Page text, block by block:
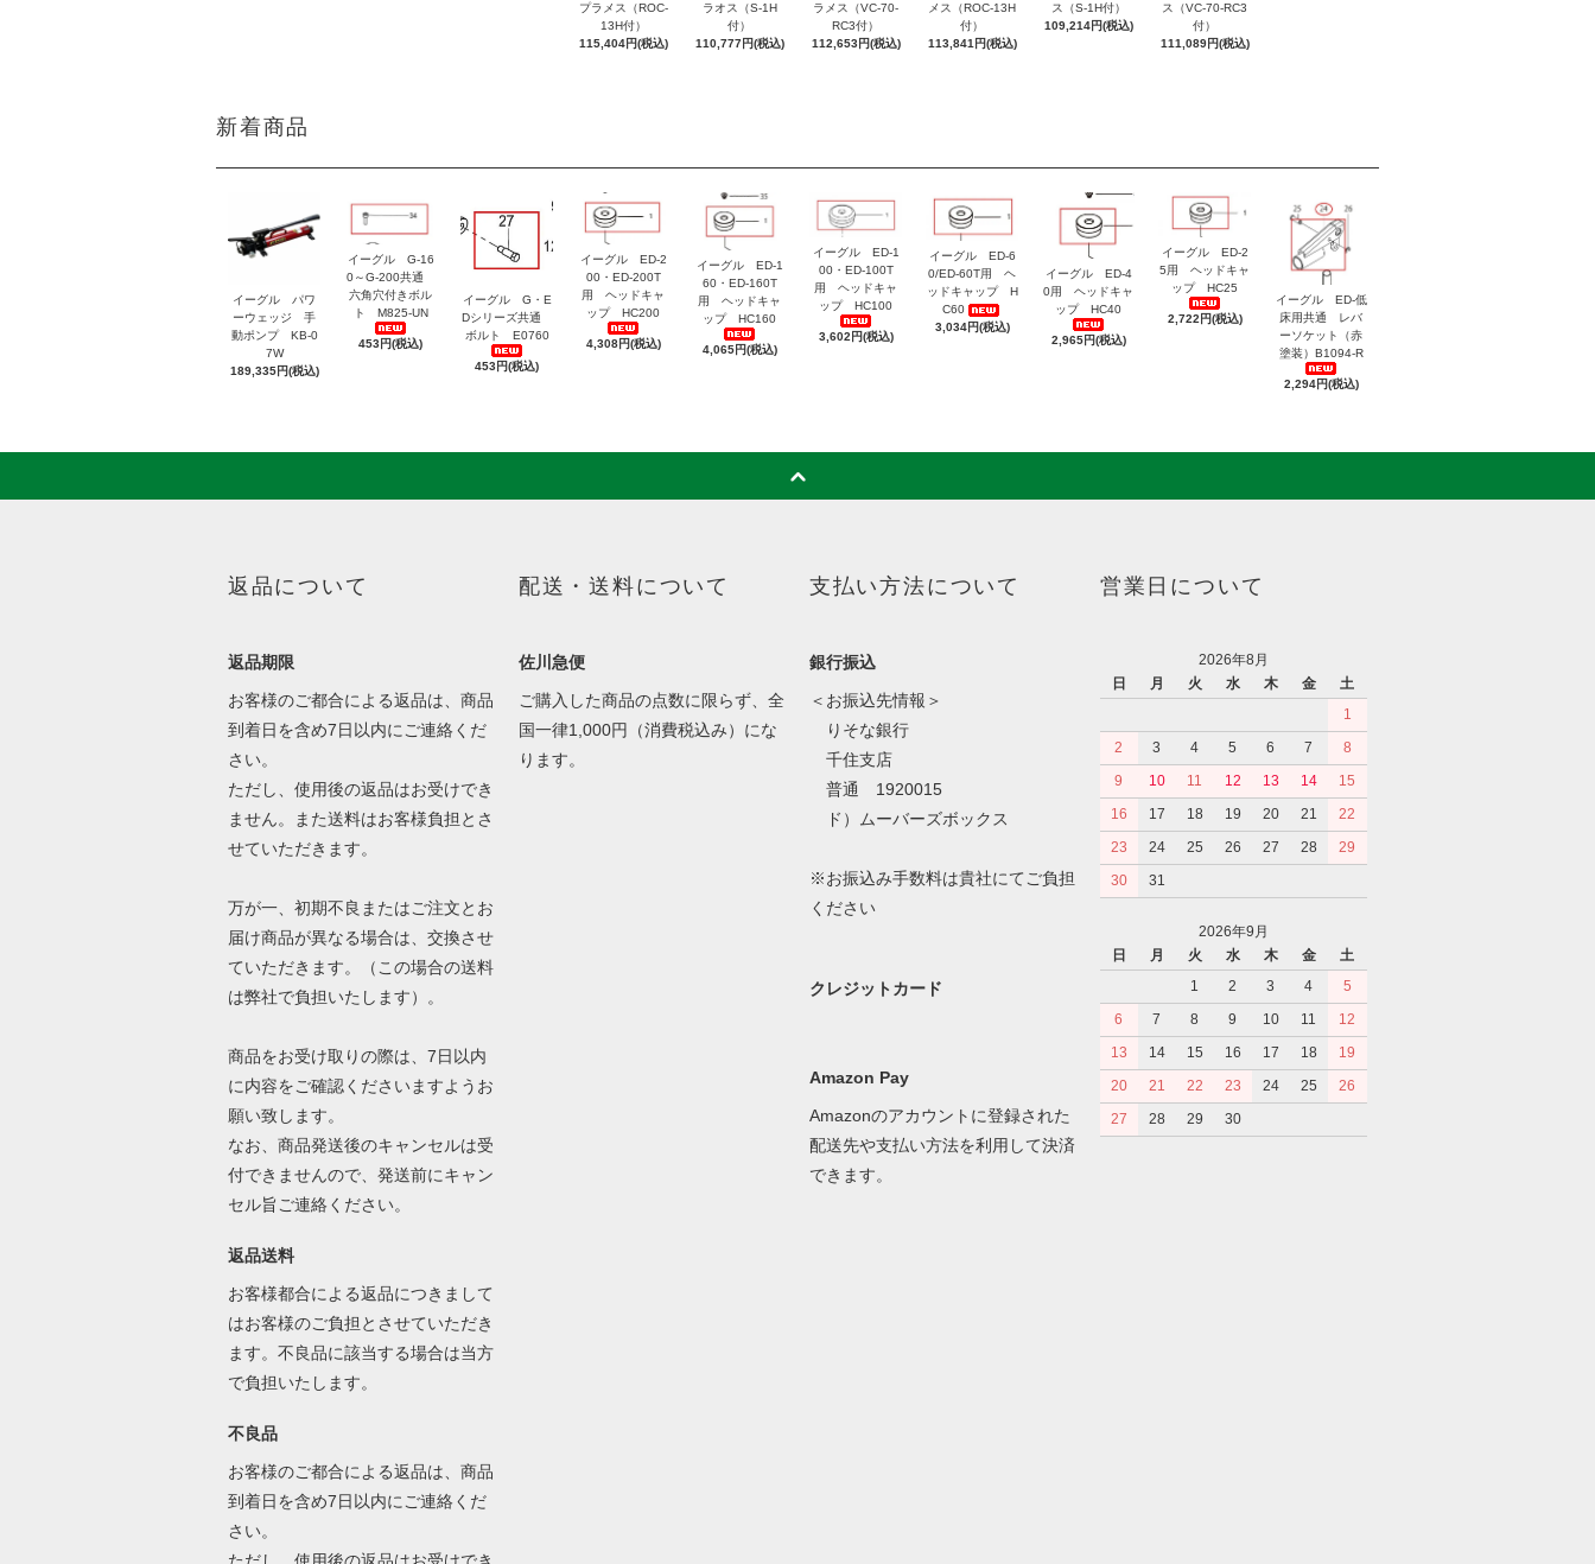
プラメス（ROC-
13H付）
115,404円(税込)
ラオス（S-1H
付）
110,777円(税込)
ラメス（VC-70-
RC3付）
112,653円(税込)
メス（ROC-13H
付）
113,841円(税込)
ス（S-1H付）
109,214円(税込)
ス（VC-70-RC3
付）
111,089円(税込)
新着商品
イーグル パワ
ーウェッジ 手
動ポンプ KB-0
7W
189,335円(税込)
イーグル G-16
0～G-200共通
六角穴付きボル
ト M825-UN
453円(税込)
イーグル G・E
Dシリーズ共通
ボルト E0760
453円(税込)
イーグル ED-2
00・ED-200T
用 ヘッドキャ
ップ HC200
4,308円(税込)
イーグル ED-1
60・ED-160T
用 ヘッドキャ
ップ HC160
4,065円(税込)
イーグル ED-1
00・ED-100T
用 ヘッドキャ
ップ HC100
3,602円(税込)
イーグル ED-6
0/ED-60T用 ヘ
ッドキャップ H
C60
3,034円(税込)
イーグル ED-4
0用 ヘッドキャ
ップ HC40
2,965円(税込)
イーグル ED-2
5用 ヘッドキャ
ップ HC25
2,722円(税込)
イーグル ED-低
床用共通 レバ
ーソケット（赤
塗装）B1094-R
2,294円(税込)
返品について
返品期限
お客様のご都合による返品は、商品
到着日を含め7日以内にご連絡くだ
さい。
ただし、使用後の返品はお受けでき
ません。また送料はお客様負担とさ
せていただきます。
万が一、初期不良またはご注文とお
届け商品が異なる場合は、交換させ
ていただきます。（この場合の送料
は弊社で負担いたします）。
商品をお受け取りの際は、7日以内
に内容をご確認くださいますようお
願い致します。
なお、商品発送後のキャンセルは受
付できませんので、発送前にキャン
セル旨ご連絡ください。
返品送料
お客様都合による返品につきまして
はお客様のご負担とさせていただき
ます。不良品に該当する場合は当方
で負担いたします。
不良品
お客様のご都合による返品は、商品
到着日を含め7日以内にご連絡くだ
さい。
配送・送料について
佐川急便
ご購入した商品の点数に限らず、全
国一律1,000円（消費税込み）にな
ります。
支払い方法について
銀行振込
＜お振込先情報＞
りそな銀行
千住支店
普通 1920015
ド）ムーバーズボックス
※お振込み手数料は貴社にてご負担
ください
クレジットカード
Amazon Pay
Amazonのアカウントに登録された
配送先や支払い方法を利用して決済
できます。
営業日について
2026年8月
日
月 火 水 木 金
土
1
2
3 4 5 6 7
8
9
10 11 12 13 14
15
16
17 18 19 20 21
22
23
24 25 26 27 28
29
30
31
2026年9月
日
月 火 水 木 金
土
1
2 3 4
5
6
7 8 9 10 11
12
13
14 15 16 17 18
19
20
21 22 23 24 25
26
27
28 29 30